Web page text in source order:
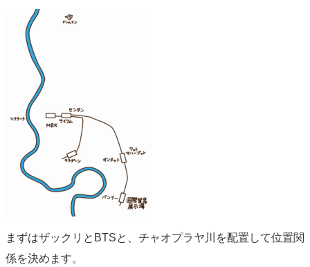
まずはザックリとBTSと、チャオプラヤ川を配置して位置関
係を決めます。